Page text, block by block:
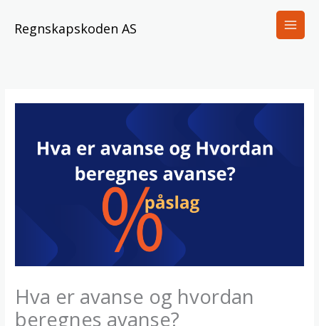
content
Regnskapskoden AS
Hva er avanse og hvordan
beregnes avanse?